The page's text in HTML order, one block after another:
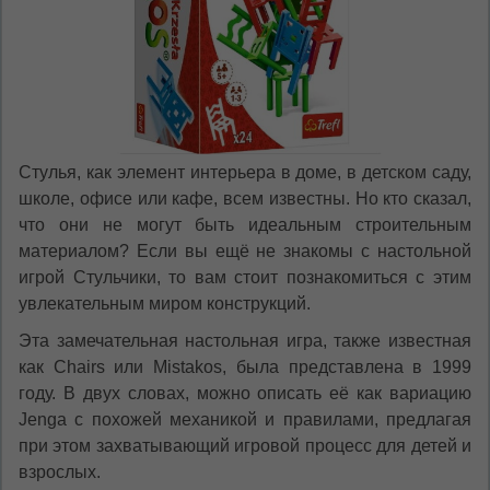
Стулья, как элемент интерьера в доме, в детском саду,
школе, офисе или кафе, всем известны. Но кто сказал,
что они не могут быть идеальным строительным
материалом? Если вы ещё не знакомы с настольной
игрой Стульчики, то вам стоит познакомиться с этим
увлекательным миром конструкций.
Эта замечательная настольная игра, также известная
как Chairs или Mistakos, была представлена в 1999
году. В двух словах, можно описать её как вариацию
Jenga с похожей механикой и правилами, предлагая
при этом захватывающий игровой процесс для детей и
взрослых.